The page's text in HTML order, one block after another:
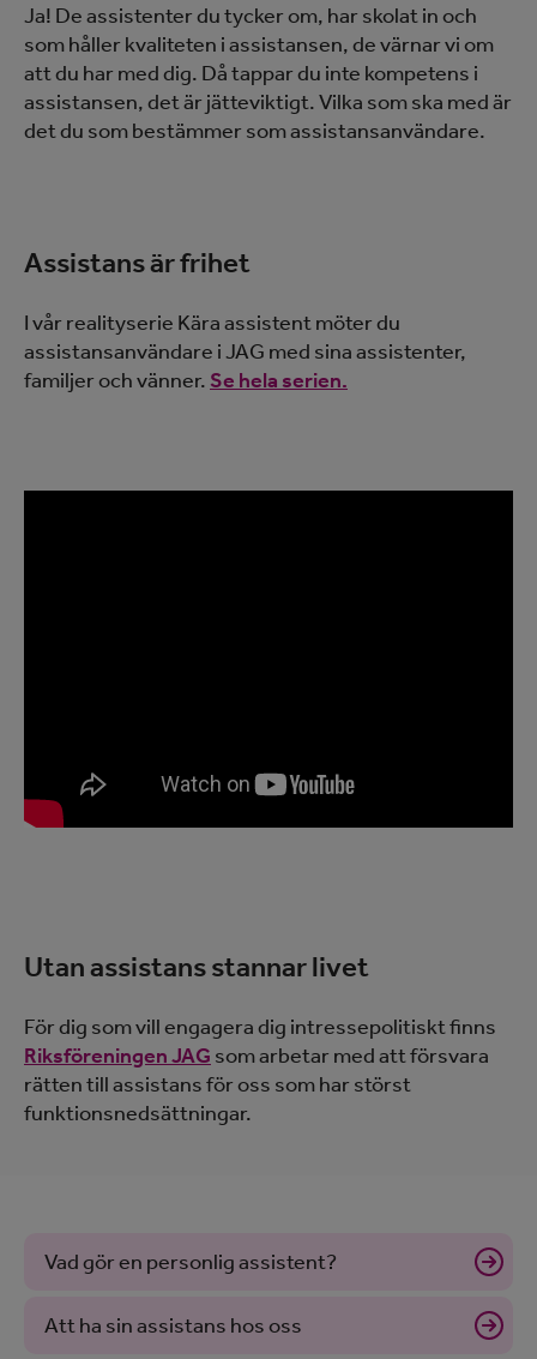
Ja! De assistenter du tycker om, har skolat in och
som håller kvaliteten i assistansen, de värnar vi om
att du har med dig. Då tappar du inte kompetens i
assistansen, det är jätteviktigt. Vilka som ska med är
det du som bestämmer som assistansanvändare.
Assistans är frihet
I vår realityserie Kära assistent möter du
assistansanvändare i JAG med sina assistenter,
familjer och vänner. Se hela serien.
Utan assistans stannar livet
För dig som vill engagera dig intressepolitiskt finns
Riksföreningen JAG som arbetar med att försvara
rätten till assistans för oss som har störst
funktionsnedsättningar.
Vad gör en personlig assistent?
Att ha sin assistans hos oss